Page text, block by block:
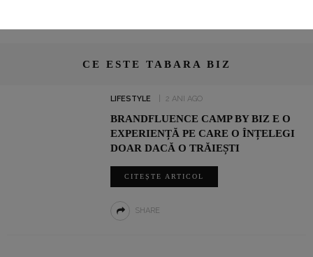
CE ESTE TABARA BIZ
LIFESTYLE 2 ANI AGO
BRANDFLUENCE CAMP BY BIZ E O
EXPERIENȚĂ PE CARE O ÎNȚELEGI
DOAR DACĂ O TRĂIEȘTI
CITEȘTE ARTICOL
SHARE